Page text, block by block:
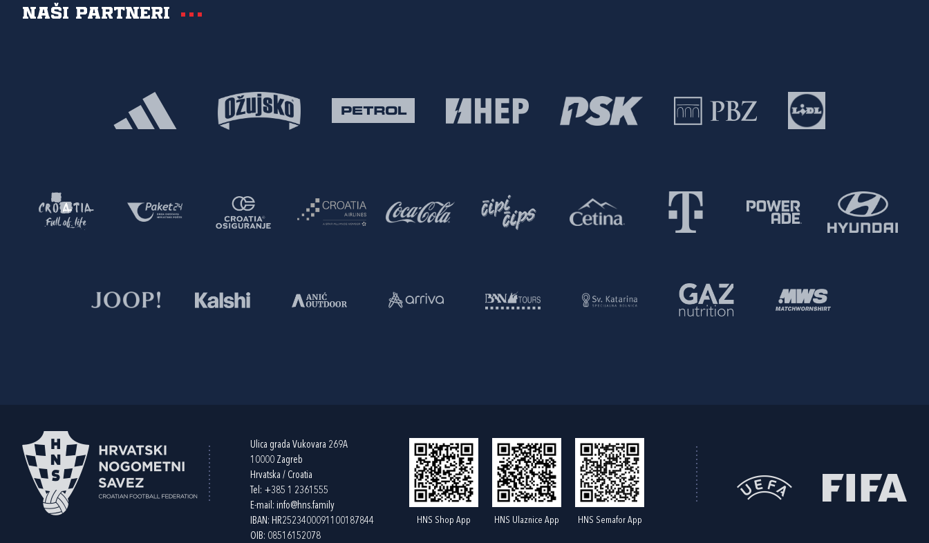
Naši partneri
Ulica grada Vukovara 269A
10000 Zagreb
Hrvatska / Croatia
Tel: +385 1 2361555
E-mail: info@hns.family
IBAN: HR2523400091100187844
OIB: 08516152078
HNS Shop App HNS Ulaznice App HNS Semafor App